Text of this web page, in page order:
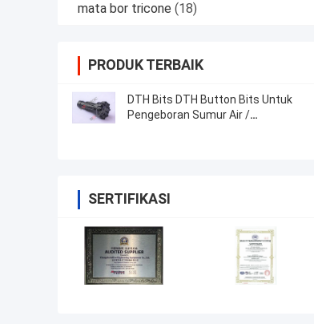
mata bor tricone (18)
PRODUK TERBAIK
DTH Bits DTH Button Bits Untuk
Pengeboran Sumur Air /
SERTIFIKASI